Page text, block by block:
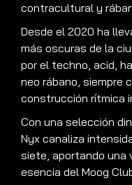
contracultural y
Desde el 2020 ha
más oscuras de la
por el techno, acid,
neo rábano, siempre
construcción rítmica
Con una selección
Nyx canaliza
siete, aportando una
esencia del Moog